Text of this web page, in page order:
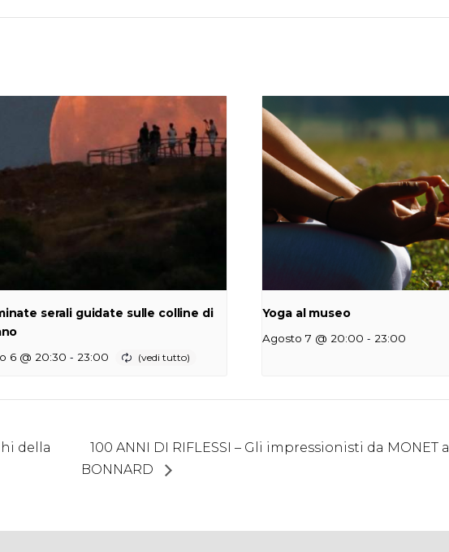
serali guidate sulle colline di
6 @ 20:30 - 23:00
Yoga al museo
Agosto 7 @ 20:00 - 23:00
della
100 ANNI DI RIFLESSI – Gli impressionisti da MONET a
BONNARD